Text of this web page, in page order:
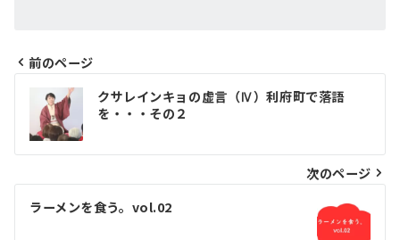
ナ
ビ
ゲ
前のページ
クサレインキョの虚言（Ⅳ）利府町で落語
を・・・その２
次のページ
ラーメンを食う。vol.02